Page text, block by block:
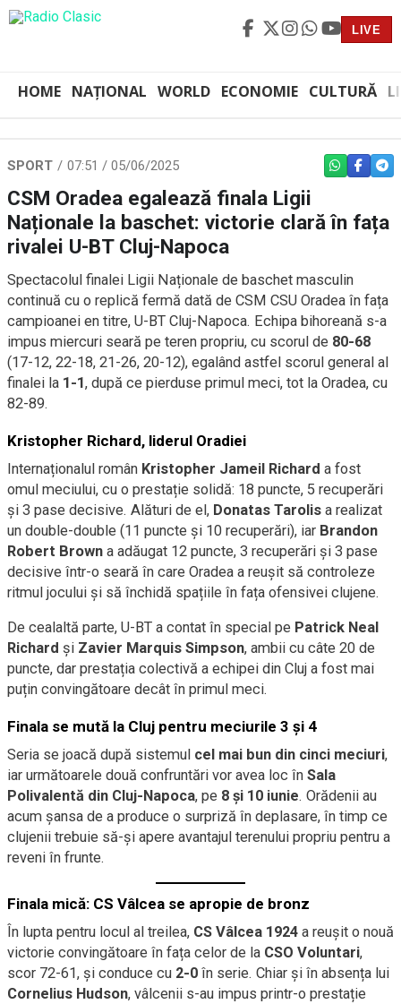
LIVE
HOME NAȚIONAL WORLD ECONOMIE CULTURĂ
SPORT 07:51 / 05/06/2025 WHATSAPP
CSM Oradea egalează finala Ligii
Naționale la baschet: victorie clară în fața
rivalei U-BT Cluj-Napoca
Spectacolul finalei Ligii Naționale de baschet masculin
continuă cu o replică fermă dată de CSM CSU Oradea în fața
campioanei en titre, U-BT Cluj-Napoca. Echipa bihoreană s-a
impus miercuri seară pe teren propriu, cu scorul de 80-68
(17-12, 22-18, 21-26, 20-12), egalând astfel scorul general al
finalei la 1-1, după ce pierduse primul meci, tot la Oradea, cu
82-89.
Kristopher Richard, liderul Oradiei
Internaționalul român Kristopher Jameil Richard a fost
omul meciului, cu o prestație solidă: 18 puncte, 5 recuperări
și 3 pase decisive. Alături de el, Donatas Tarolis a realizat
un double-double (11 puncte și 10 recuperări), iar Brandon
Robert Brown a adăugat 12 puncte, 3 recuperări și 3 pase
decisive într-o seară în care Oradea a reușit să controleze
ritmul jocului și să închidă spațiile în fața ofensivei clujene.
De cealaltă parte, U-BT a contat în special pe Patrick Neal
Richard și Zavier Marquis Simpson, ambii cu câte 20 de
puncte, dar prestația colectivă a echipei din Cluj a fost mai
puțin convingătoare decât în primul meci.
Finala se mută la Cluj pentru meciurile 3 și 4
Seria se joacă după sistemul cel mai bun din cinci meciuri,
iar următoarele două confruntări vor avea loc în Sala
Polivalentă din Cluj-Napoca, pe 8 și 10 iunie. Orădenii au
acum șansa de a produce o surpriză în deplasare, în timp ce
clujenii trebuie să-și apere avantajul terenului propriu pentru a
reveni în frunte.
Finala mică: CS Vâlcea se apropie de bronz
În lupta pentru locul al treilea, CS Vâlcea 1924 a reușit o nouă
victorie convingătoare în fața celor de la CSO Voluntari,
scor 72-61, și conduce cu 2-0 în serie. Chiar și în absența lui
Cornelius Hudson, vâlcenii s-au impus printr-o prestație